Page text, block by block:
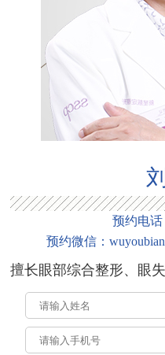
预约电
预约微信：
擅长眼部综合整形、眼失